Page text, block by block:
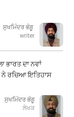
ਸੁਖਮਿੰਦਰ ਭੰਗੂ
writer
ਭਾਰਤ ਦਾ ਨਵਾਂ
ਨੇ ਰਚਿਆ ਇਤਿਹਾਸ
ਸੁਖਮਿੰਦਰ ਭੰਗੂ
ਲੇਖਕ